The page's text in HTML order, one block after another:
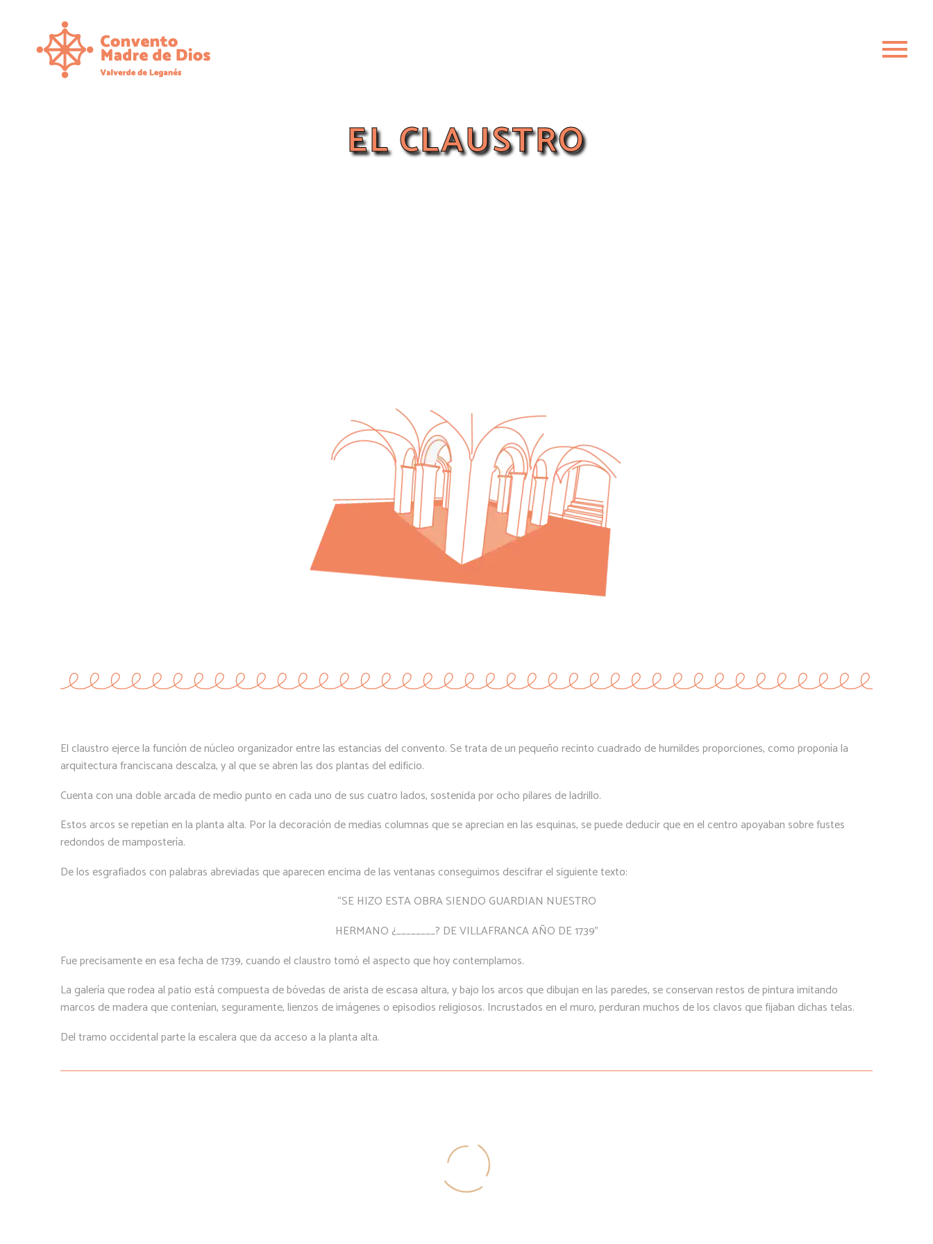
EL CLAUSTRO
El claustro ejerce la función de núcleo organizador entre las estancias del convento. Se trata de un pequeño recinto cuadrado de humildes proporciones, como proponía la
arquitectura franciscana descalza, y al que se abren las dos plantas del edificio.
Cuenta con una doble arcada de medio punto en cada uno de sus cuatro lados, sostenida por ocho pilares de ladrillo.
Estos arcos se repetían en la planta alta. Por la decoración de medias columnas que se aprecian en las esquinas, se puede deducir que en el centro apoyaban sobre fustes
redondos de mampostería.
De los esgrafiados con palabras abreviadas que aparecen encima de las ventanas conseguimos descifrar el siguiente texto:
“SE HIZO ESTA OBRA SIENDO GUARDIAN NUESTRO
HERMANO ¿________? DE VILLAFRANCA AÑO DE 1739”
Fue precisamente en esa fecha de 1739, cuando el claustro tomó el aspecto que hoy contemplamos.
La galería que rodea al patio está compuesta de bóvedas de arista de escasa altura, y bajo los arcos que dibujan en las paredes, se conservan restos de pintura imitando
marcos de madera que contenían, seguramente, lienzos de imágenes o episodios religiosos. Incrustados en el muro, perduran muchos de los clavos que fijaban dichas telas.
Del tramo occidental parte la escalera que da acceso a la planta alta.